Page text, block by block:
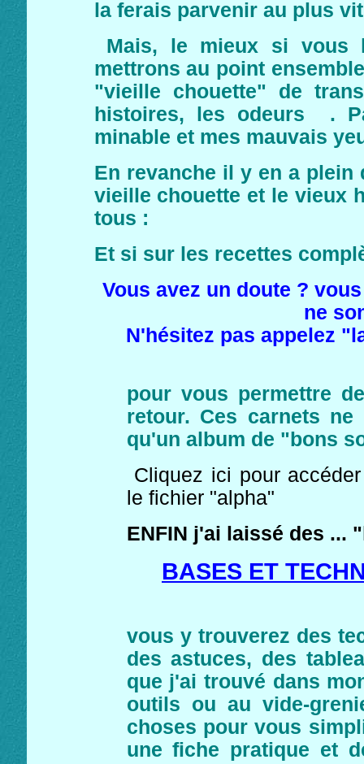
la ferais parvenir au plus
Mais, le mieux si vous
mettrons au point
"vieille chouette" de
histoires, les odeurs .
minable et mes mauvais
En revanche il y en a
vieille chouette et le vieux
tous :
Et si sur les recettes
Vous avez un doute ?
ne
N'hésitez pas appelez
pour vous permettre
retour. Ces carnets
qu'un album de "bons
Cliquez ici pour
le fichier "alpha"
ENFIN j'ai laissé des ...
BASES ET
vous y trouverez des
des astuces, des
que j'ai trouvé dans
outils ou au vide-
choses pour vous
une fiche pratique et